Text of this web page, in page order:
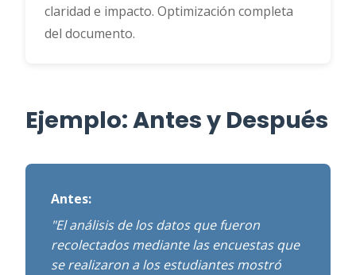
claridad e impacto. Optimización completa
del documento.
Ejemplo: Antes y Después
Antes:
"El análisis de los datos que fueron
recolectados mediante las encuestas que
se realizaron a los estudiantes mostró